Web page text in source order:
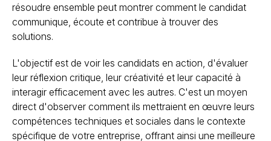
résoudre ensemble peut montrer comment le candidat
communique, écoute et contribue à trouver des
solutions.
L'objectif est de voir les candidats en action, d'évaluer
leur réflexion critique, leur créativité et leur capacité à
interagir efficacement avec les autres. C'est un moyen
direct d'observer comment ils mettraient en œuvre leurs
compétences techniques et sociales dans le contexte
spécifique de votre entreprise, offrant ainsi une meilleure